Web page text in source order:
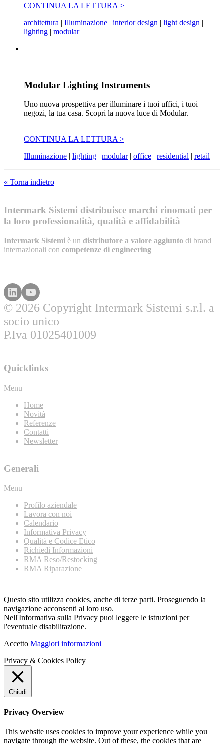
CONTINUA LA LETTURA >
architettura | Illuminazione | interior design | light design |
lighting | modular
Modular Lighting Instruments
Uno nuova prospettiva per illuminare i tuoi uffici, i tuoi
negozi, la tua casa. Scopri la nuova luce di Modular.
CONTINUA LA LETTURA >
Illuminazione | lighting | modular| office | residential | retail
« Torna indietro
Intermark Sistemi distribuisce marchi rinomati per
la loro professionalità, qualità e affidabilità
Intermark Sistemi è un distributore a valore aggiunto di brand
internazionali con competenze di engineering
© 2026 Copyright Intermark Sistemi s.r.l. a
socio unico
P.Iva 01025401009
Quicklinks
Menu
Home
Novità
Referenze
Contatti
Newsletter
Generali
Menu
Profilo aziendale
Lavora con noi
Calendario
Informativa Privacy
Qualità e Codice Etico
Richiedi Informazioni
RMA Reso/Restocking
RMA Riparazione
Questo sito utilizza cookies, anche di terze parti. Proseguendo la
navigazione acconsenti al loro uso.
Nell'Informativa sulla Privacy puoi leggere le istruzioni per
l'eventuale disabilitazione.
Accetto Maggiori informazioni
Privacy & Cookies Policy
Chiudi
Privacy Overview
This website uses cookies to improve your experience while you
navigate through the website. Out of these, the cookies that are